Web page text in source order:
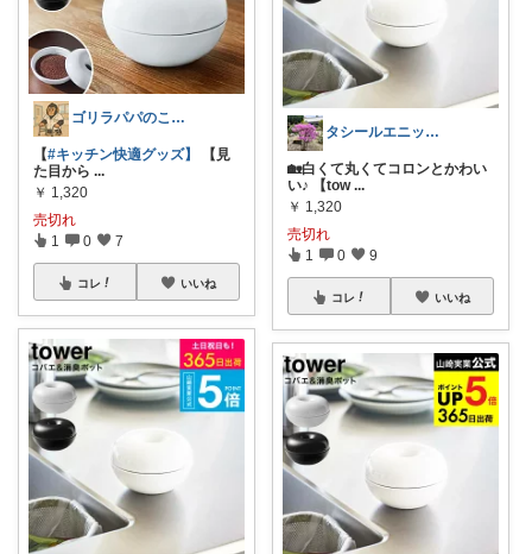
ゴリラパパのこれイチ推し【厳選】
【#キッチン快適グッズ】
【見
た目から ...
￥ 1,320
売切れ
1 0 7
コレ いいね
タシールエニットの庭🌷✨
🏡白くて丸くてコロンとかわい
い♪ 【tow ...
￥ 1,320
売切れ
1 0 9
コレ いいね